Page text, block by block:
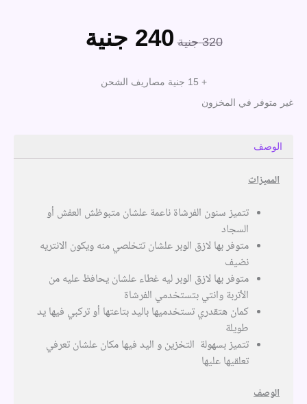
320 جنية
السعر
هو:
240 جنية
+ 15 جنية مصاريف الشحن
غير متوفر في المخزون
الوصف
المميزات
تتميز سنون الفرشاة ناعمة علشان متبوظش العفش أو
السجاد
متوفر بها لازق الوبر علشان تتخلصي منه ويكون الانتريه
نضيف
متوفر بها لازق الوبر ليه غطاء علشان يحافظ عليه من
الأتربة وانتي بتستخدمي الفرشاة
كمان هتقدري تستخدميها باليد بتاعتها أو تركبي فيها يد
طويلة
تتميز بسهولة التخزين و اليد فيها مكان علشان تعرفي
تعلقيها عليها
الوصف